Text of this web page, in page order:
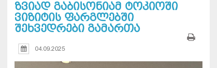
ზვიად გაბისონიამ ტოკიოში
ვიზიტის ფარგლებში
შეხვედრები გამართა
04.09.2025